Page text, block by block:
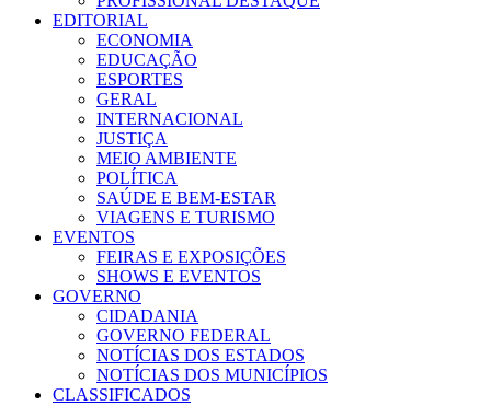
EDITORIAL
ECONOMIA
EDUCAÇÃO
ESPORTES
GERAL
INTERNACIONAL
JUSTIÇA
MEIO AMBIENTE
POLÍTICA
SAÚDE E BEM-ESTAR
VIAGENS E TURISMO
EVENTOS
FEIRAS E EXPOSIÇÕES
SHOWS E EVENTOS
GOVERNO
CIDADANIA
GOVERNO FEDERAL
NOTÍCIAS DOS ESTADOS
NOTÍCIAS DOS MUNICÍPIOS
CLASSIFICADOS